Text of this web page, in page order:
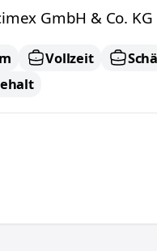
GmbH & Co. KG
Vollzeit